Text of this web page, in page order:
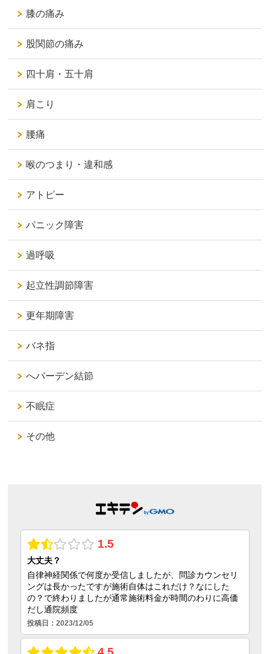
膝の痛み
股関節の痛み
四十肩・五十肩
肩こり
腰痛
喉のつまり・違和感
アトピー
パニック障害
過呼吸
起立性調節障害
更年期障害
バネ指
へバーデン結節
不眠症
その他